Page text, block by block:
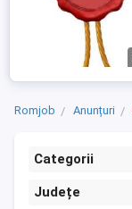
Romjob Anunțuri
Categorii
Județe